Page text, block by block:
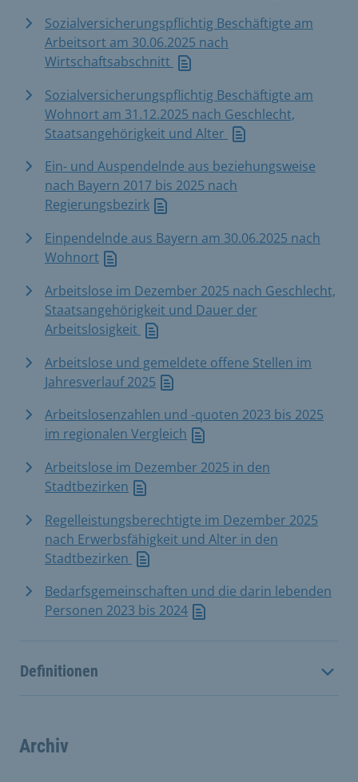
Sozialversicherungspflichtig Beschäftigte am
Arbeitsort am 30.06.2025 nach
Wirtschaftsabschnitt
Sozialversicherungspflichtig Beschäftigte am
Wohnort am 31.12.2025 nach Geschlecht,
Staatsangehörigkeit und Alter
Ein- und Auspendelnde aus beziehungsweise
nach Bayern 2017 bis 2025 nach
Regierungsbezirk
Einpendelnde aus Bayern am 30.06.2025 nach
Wohnort
Arbeitslose im Dezember 2025 nach Geschlecht,
Staatsangehörigkeit und Dauer der
Arbeitslosigkeit
Arbeitslose und gemeldete offene Stellen im
Jahresverlauf 2025
Arbeitslosenzahlen und -quoten 2023 bis 2025
im regionalen Vergleich
Arbeitslose im Dezember 2025 in den
Stadtbezirken
Regelleistungsberechtigte im Dezember 2025
nach Erwerbsfähigkeit und Alter in den
Stadtbezirken
Bedarfsgemeinschaften und die darin lebenden
Personen 2023 bis 2024
Definitionen
Archiv